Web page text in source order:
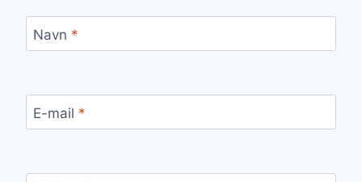
Navn *
E-mail *